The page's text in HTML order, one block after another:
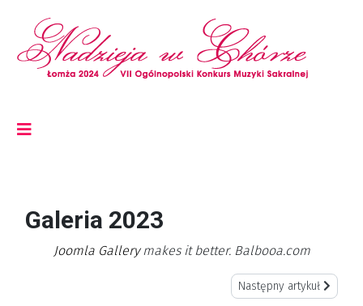
Galeria 2023
Joomla Gallerymakes it better. Balbooa.com
Następny artykuł:
Następny artykuł